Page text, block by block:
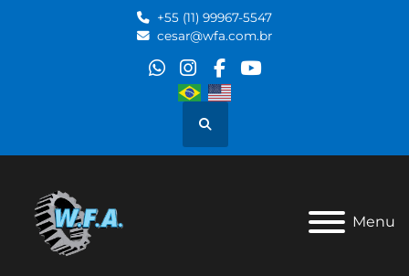
+55 (11) 99967-5547
cesar@wfa.com.br
whatsapp
instagram
facebook
youtube
Pesquisar
Menu